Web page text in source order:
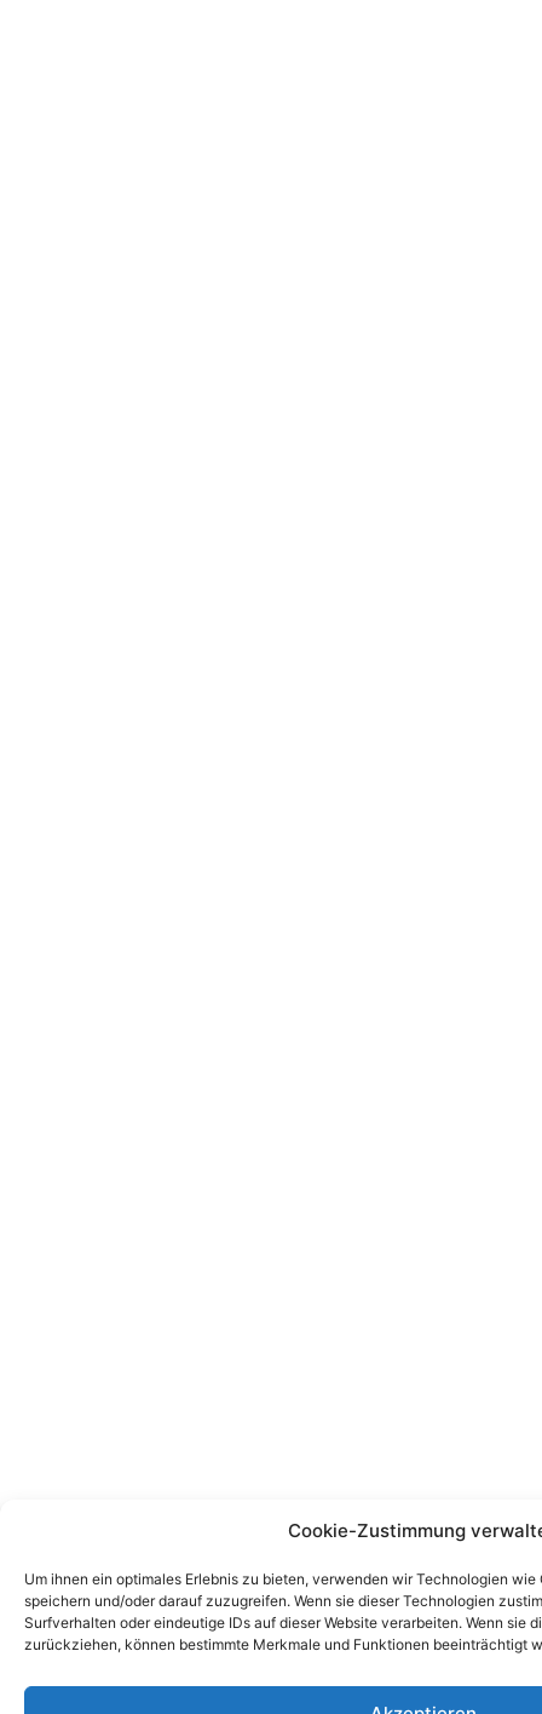
Cookie-Zustimmung
Um ihnen ein optimales Erlebnis zu bieten, verwenden wir Technologien
speichern und/oder darauf zuzugreifen. Wenn sie dieser Technologien
Surfverhalten oder eindeutige IDs auf dieser Website verarbeiten. Wenn sie
zurückziehen, können bestimmte Merkmale und Funktionen beeinträchtigt